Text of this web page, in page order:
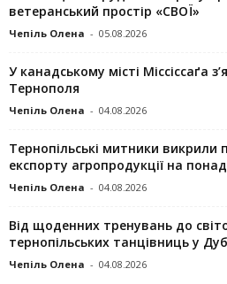
ветеранський простір «СВОЇ»
Чепіль Олена - 05.08.2026
У канадському місті Міссіссаґа
Тернополя
Чепіль Олена - 04.08.2026
Тернопільські митники викрили
експорту агропродукції на
Чепіль Олена - 04.08.2026
Від щоденних тренувань до
тернопільських танцівниць у
Чепіль Олена - 04.08.2026